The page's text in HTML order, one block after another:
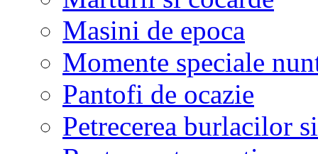
Masini de epoca
Momente speciale
Pantofi de ocazie
Petrecerea burlacilor